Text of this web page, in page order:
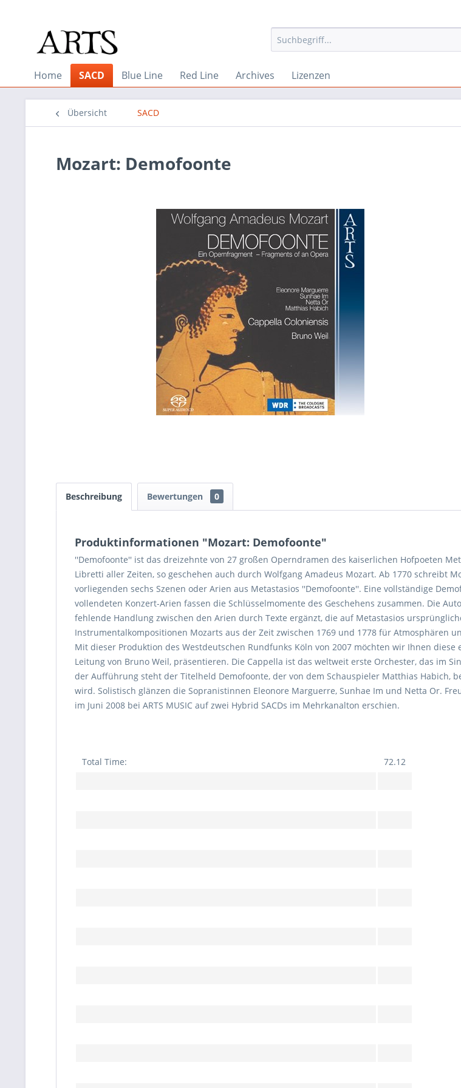
Home SACD Blue Line Red Line Archives Lizenzen
Übersicht SACD
Mozart: Demofoonte
Beschreibung Bewertungen 0
Produktinformationen "Mozart: Demofoonte"
''Demofoonte'' ist das dreizehnte von 27 großen Operndramen des kaiserlichen Hofpoeten
Libretti aller Zeiten, so geschehen auch durch Wolfgang Amadeus Mozart. Ab 1770 schreibt
vorliegenden sechs Szenen oder Arien aus Metastasios ''Demofoonte''. Eine vollständige
vollendeten Konzert-Arien fassen die Schlüsselmomente des Geschehens zusammen. Die
fehlende Handlung zwischen den Arien durch Texte ergänzt, die auf Metastasios
Instrumentalkompositionen Mozarts aus der Zeit zwischen 1769 und 1778 für Atmosphären
Mit dieser Produktion des Westdeutschen Rundfunks Köln von 2007 möchten wir Ihnen
Leitung von Bruno Weil, präsentieren. Die Cappella ist das weltweit erste Orchester, das im
der Aufführung steht der Titelheld Demofoonte, der von dem Schauspieler Matthias Habich,
wird. Solistisch glänzen die Sopranistinnen Eleonore Marguerre, Sunhae Im und Netta Or.
im Juni 2008 bei ARTS MUSIC auf zwei Hybrid SACDs im Mehrkanalton erschien.
Total Time: 72.12